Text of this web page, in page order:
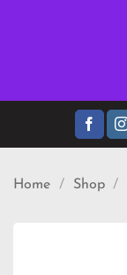
Home / Shop /